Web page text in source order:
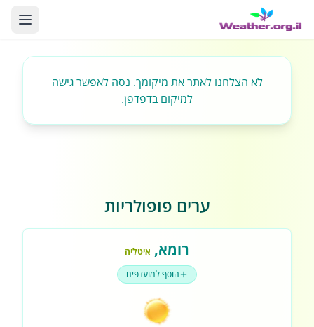
לא הצלחנו לאתר את מיקומך. נסה לאפשר גישה
למיקום בדפדפן.
ערים פופולריות
רומא, איטליה
הוסף למועדפים